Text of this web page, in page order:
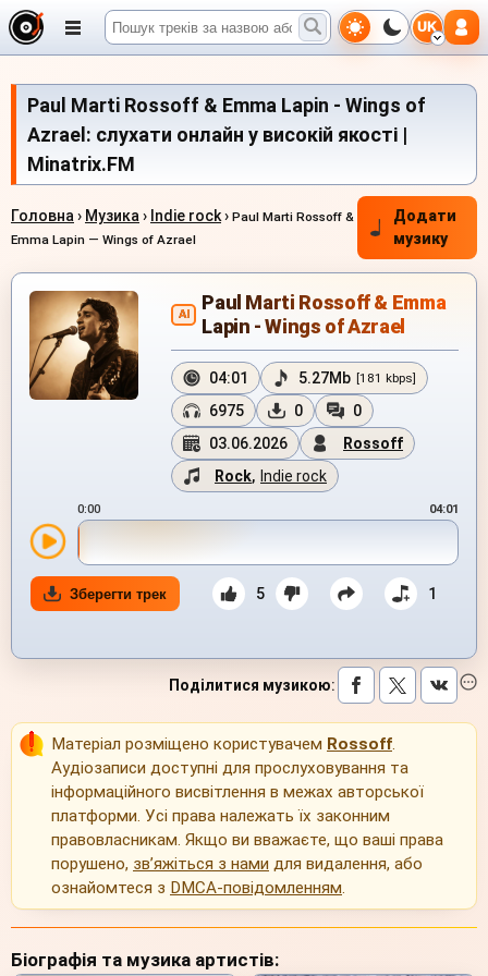
UK
Paul Marti Rossoff & Emma Lapin - Wings of
Azrael: слухати онлайн у високій якості |
Minatrix.FM
Головна › Музика › Indie rock› Paul Marti Rossoff &
Emma Lapin — Wings of Azrael
Додати
музику
AI
Paul Marti Rossoff & Emma
Lapin - Wings of Azrael
04:01 5.27Mb [181 kbps]
6975 0
0
03.06.2026
Rossoff
Rock, Indie rock
0:00 04:01
Зберегти трек 5 1
Поділитися музикою:
Матеріал розміщено користувачем Rossoff.
Аудіозаписи доступні для прослуховування та
інформаційного висвітлення в межах авторської
платформи. Усі права належать їх законним
правовласникам. Якщо ви вважаєте, що ваші права
порушено, зв’яжіться з нами для видалення, або
ознайомтеся з DMCA-повідомленням.
Біографія та музика артистів: